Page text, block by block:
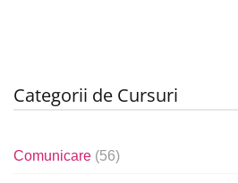
Categorii de Cursuri
Comunicare (56)